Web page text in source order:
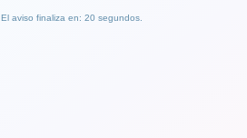
El aviso finaliza en: 19 segundos.